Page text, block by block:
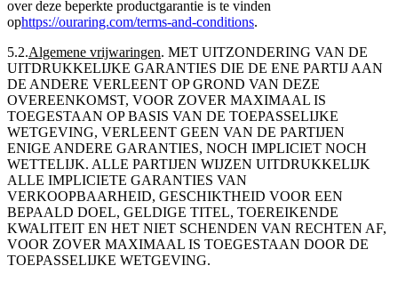
over deze beperkte productgarantie is te vinden
ophttps://ouraring.com/terms-and-conditions.
5.2.Algemene vrijwaringen. MET UITZONDERING VAN DE
UITDRUKKELIJKE GARANTIES DIE DE ENE PARTIJ AAN
DE ANDERE VERLEENT OP GROND VAN DEZE
OVEREENKOMST, VOOR ZOVER MAXIMAAL IS
TOEGESTAAN OP BASIS VAN DE TOEPASSELIJKE
WETGEVING, VERLEENT GEEN VAN DE PARTIJEN
ENIGE ANDERE GARANTIES, NOCH IMPLICIET NOCH
WETTELIJK. ALLE PARTIJEN WIJZEN UITDRUKKELIJK
ALLE IMPLICIETE GARANTIES VAN
VERKOOPBAARHEID, GESCHIKTHEID VOOR EEN
BEPAALD DOEL, GELDIGE TITEL, TOEREIKENDE
KWALITEIT EN HET NIET SCHENDEN VAN RECHTEN AF,
VOOR ZOVER MAXIMAAL IS TOEGESTAAN DOOR DE
TOEPASSELIJKE WETGEVING.